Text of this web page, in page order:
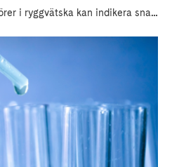
Biomarkörer i ryggvätska kan indikera snabb försämring hos ALS-patienter